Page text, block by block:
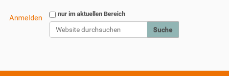
Website durchsuchen
nur im aktuellen Bereich
Anmelden